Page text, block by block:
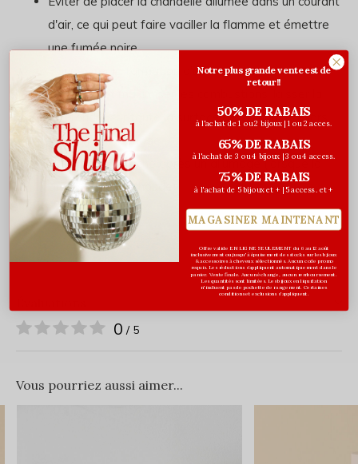
d'air, ce qui peut faire vaciller la flamme et émettre
une fumée noire
Pour éviter la formation d'un creux au centre de la
chandelle et maximiser les combustions, laisser la
cire fondre sur toute la surface de la chandelle lors
du premier allumage
Recentrer la mèche après un allumage (lorsque la
cire est encore chaude)
0 / 5
Vous pourriez aussi aimer...
Notre plus grande vente est de
retour!!
50% DE RABAIS
à l'achat de 1 ou 2 bijoux | 1 ou 2 acces.
65% DE RABAIS
à l'achat de 3 ou 4 bijoux | 3 ou 4 access.
75% DE RABAIS
à l'achat de 5 bijoux et + | 5 access. et +
MAGASINER MAINTENANT
Offre valide EN LIGNE SEULEMENT du 6 au 12 août
inclusivement ou jusqu'à épuisement des stocks sur les bijoux
& accessoires à cheveux sélectionnés. Aucun code promo
requis. Les réductions s’appliquent automatiquement dans le
panier. Vente finale. Aucun échange, aucun remboursement.
Les quantités sont limitées. Les bijoux en liquidation
n'incluent pas de pochette de rangement. Certaines
conditions et exclusions s'appliquent.